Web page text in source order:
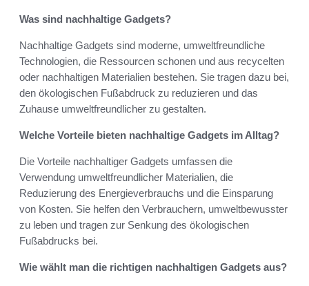
Was sind nachhaltige Gadgets?
Nachhaltige Gadgets sind moderne, umweltfreundliche
Technologien, die Ressourcen schonen und aus recycelten
oder nachhaltigen Materialien bestehen. Sie tragen dazu bei,
den ökologischen Fußabdruck zu reduzieren und das
Zuhause umweltfreundlicher zu gestalten.
Welche Vorteile bieten nachhaltige Gadgets im Alltag?
Die Vorteile nachhaltiger Gadgets umfassen die
Verwendung umweltfreundlicher Materialien, die
Reduzierung des Energieverbrauchs und die Einsparung
von Kosten. Sie helfen den Verbrauchern, umweltbewusster
zu leben und tragen zur Senkung des ökologischen
Fußabdrucks bei.
Wie wählt man die richtigen nachhaltigen Gadgets aus?